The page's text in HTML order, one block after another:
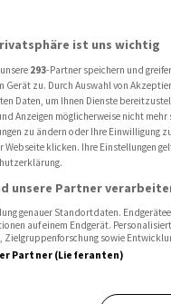
SpaceX-Börsengang
ist uns wichtig
293-Partner speichern und
Gerät zu. Durch Auswahl von
Daten, um Ihnen Dienste
Anzeigen möglicherweise nicht
zu ändern oder Ihre Einwilligung
Webseite klicken. Ihre Einstellungen
unsere Partner
genauer Standortdaten.
auf einem Endgerät.
Zielgruppenforschung sowie
Partner (Lieferanten)